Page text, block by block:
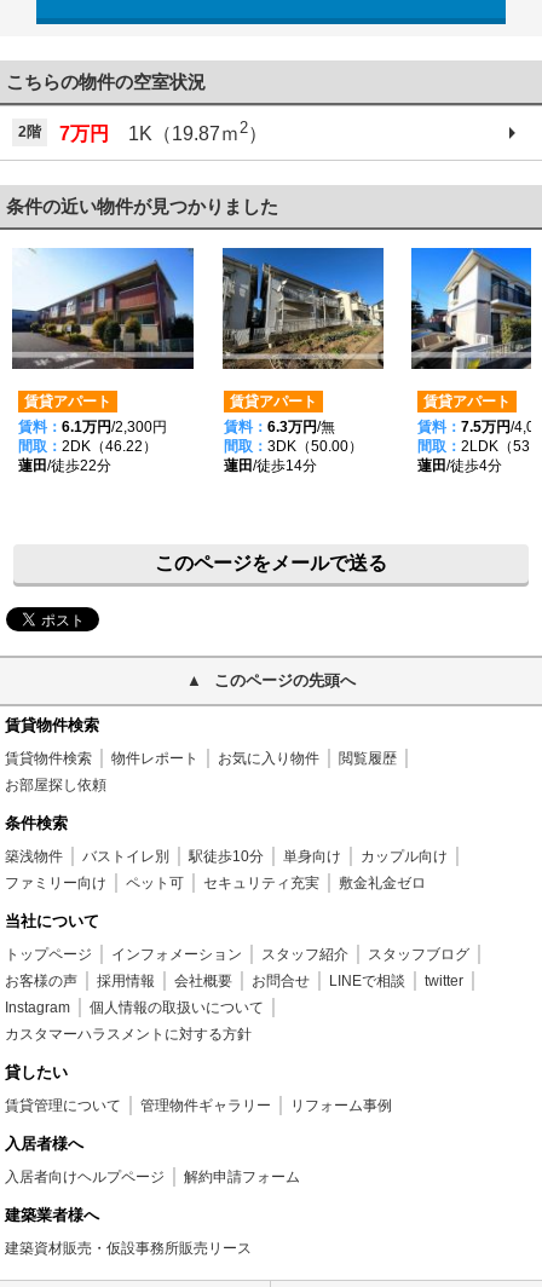
こちらの物件の空室状況
2階 7万円 1K（19.87ｍ 2）
条件の近い物件が見つかりました
賃貸アパート
賃料： 6.1万円/2,300円
間取： 2DK（46.22）
蓮田/徒歩22分
賃貸アパート
賃料： 6.3万円/無
間取： 3DK（50.00）
蓮田/徒歩14分
賃貸アパート
賃料： 7.5万円/
間取： 2LDK（
蓮田/徒歩4分
このページをメールで送る
このページの先頭へ
賃貸物件検索
賃貸物件検索 物件レポート お気に入り物件
閲覧履歴
お部屋探し依頼
条件検索
築浅物件 バストイレ別 駅徒歩10分 単身向け
カップル向け
ファミリー向け
ペット可 セキュリティ充実 敷金礼金ゼロ
当社について
トップページ インフォメーション スタッフ紹介
スタッフブログ
お客様の声
採用情報 会社概要 お問合せ LINEで相談
twitter
Instagram
個人情報の取扱いについて
カスタマーハラスメントに対する方針
貸したい
賃貸管理について 管理物件ギャラリー リフォーム事例
入居者様へ
入居者向けヘルプページ 解約申請フォーム
建築業者様へ
建築資材販売・仮設事務所販売リース